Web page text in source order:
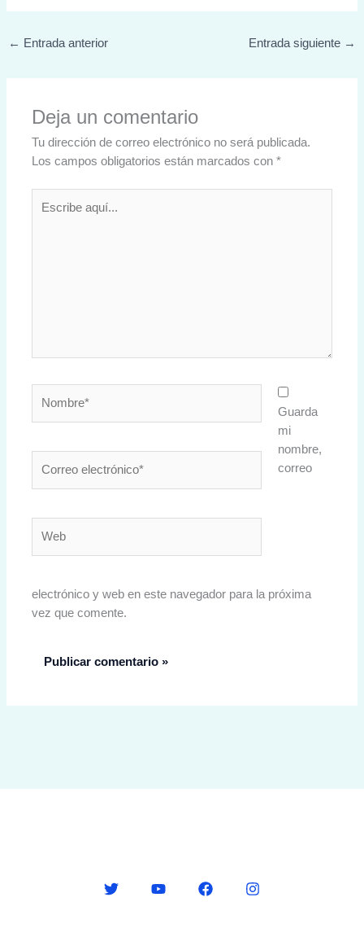
← Entrada anterior Entrada siguiente →
Deja un comentario
Tu dirección de correo electrónico no será publicada.
Los campos obligatorios están marcados con*
aquí...
electrónico*
Guarda
mi
nombre,
correo
electrónico y web en este navegador para la próxima
vez que comente.